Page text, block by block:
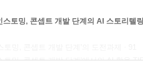
스토밍, 콘셉트 개발 단계의 AI 스토리텔
토밍, 콘셉트 개발 단계’에서의 AI 활용